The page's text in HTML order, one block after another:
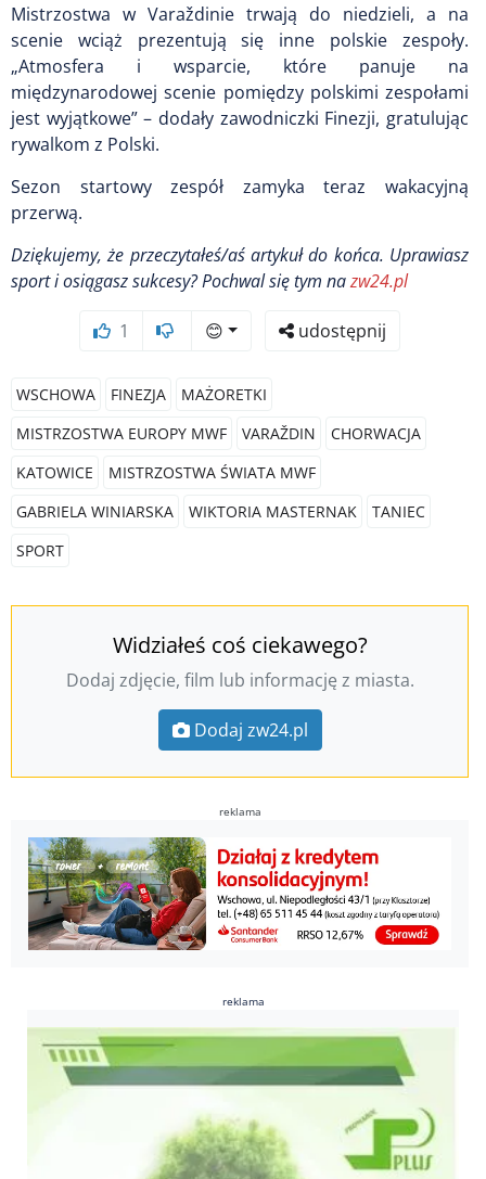
Mistrzostwa w Varaždinie trwają do niedzieli, a na
scenie wciąż prezentują się inne polskie zespoły.
„Atmosfera i wsparcie, które panuje na
międzynarodowej scenie pomiędzy polskimi zespołami
jest wyjątkowe” – dodały zawodniczki Finezji, gratulując
rywalkom z Polski.
Sezon startowy zespół zamyka teraz wakacyjną
przerwą.
Dziękujemy, że przeczytałeś/aś artykuł do końca. Uprawiasz
sport i osiągasz sukcesy?Pochwal się tym nazw24.pl
1 😊 udostępnij
WSCHOWA FINEZJA
MAŻORETKI
MISTRZOSTWA EUROPY MWF
VARAŽDIN
CHORWACJA
KATOWICE
MISTRZOSTWA ŚWIATA MWF
GABRIELA WINIARSKA
WIKTORIA MASTERNAK
TANIEC
SPORT
Widziałeś coś ciekawego?
Dodaj zdjęcie, film lub informację z miasta.
Dodaj zw24.pl
reklama
reklama